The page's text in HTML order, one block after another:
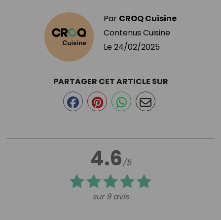
Par CROQ Cuisine
Contenus Cuisine
Le 24/02/2025
4.6/5
sur 9 avis
PARTAGER CET ARTICLE SUR